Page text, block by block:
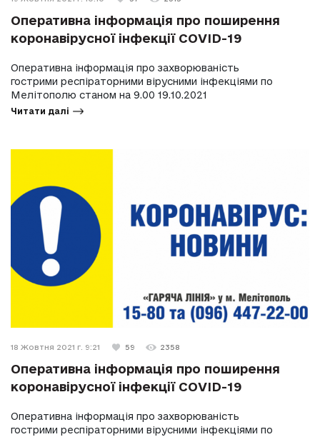
Оперативна інформація про поширення
коронавірусної інфекції COVID-19
Оперативна інформація про захворюваність
гострими респіраторними вірусними інфекціями по
Мелітополю станом на 9.00 19.10.2021
Читати далі
18 Жовтня 2021 г. 9:21 59 2358
Оперативна інформація про поширення
коронавірусної інфекції COVID-19
Оперативна інформація про захворюваність
гострими респіраторними вірусними інфекціями по